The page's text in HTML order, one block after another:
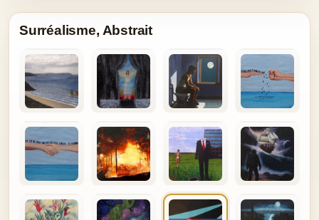
Surréalisme, Abstrait